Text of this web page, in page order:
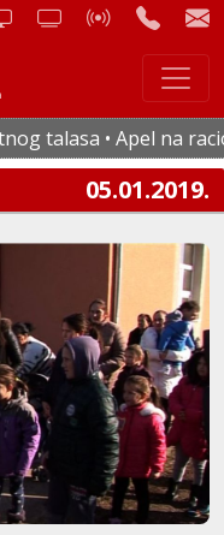
talasa • Apel na
05.01.2019.